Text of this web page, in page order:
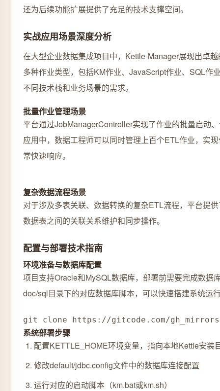
还为后续功能扩展提供了充足的技术支撑空间。
实战应用场景深度分析
在大型企业数据集成项目中，Kettle-Manager展现出卓
多种作业类型，包括KM作业、JavaScript作业、SQL作
不同技术栈和业务场景的需求。
批量作业管理场景
平台通过JobManagerController实现了作业的批量启动
应用中，数据工程师可以同时管理上百个ETL作业，实
常快速响应。
复杂数据流程场景
对于涉及多表关联、数据转换的复杂ETL流程，平台提
数据表之间的关联关系维护和同步操作。
配置与部署技术指南
环境准备与数据库配置
项目支持Oracle和MySQL数据库，部署前需要完成数据
doc/sql目录下的对应数据库脚本，可以快速搭建系统运
git clone https://gitcode.com/
系统部署步骤
配置KETTLE_HOME环境变量，指向本地Kettle安装
修改default/jdbc.config文件中的数据库连接配置
运行对应的启动脚本（km.bat或km.sh）